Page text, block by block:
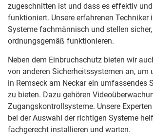
zugeschnitten ist und dass es effektiv
funktioniert. Unsere erfahrenen Techniker
Systeme fachmännisch und stellen
ordnungsgemäß funktionieren.
Neben dem Einbruchschutz bieten wir
von anderen Sicherheitssystemen an, um
in Remseck am Neckar ein umfassendes
zu bieten. Dazu gehören
Zugangskontrollsysteme. Unsere
bei der Auswahl der richtigen Systeme
fachgerecht installieren und warten.